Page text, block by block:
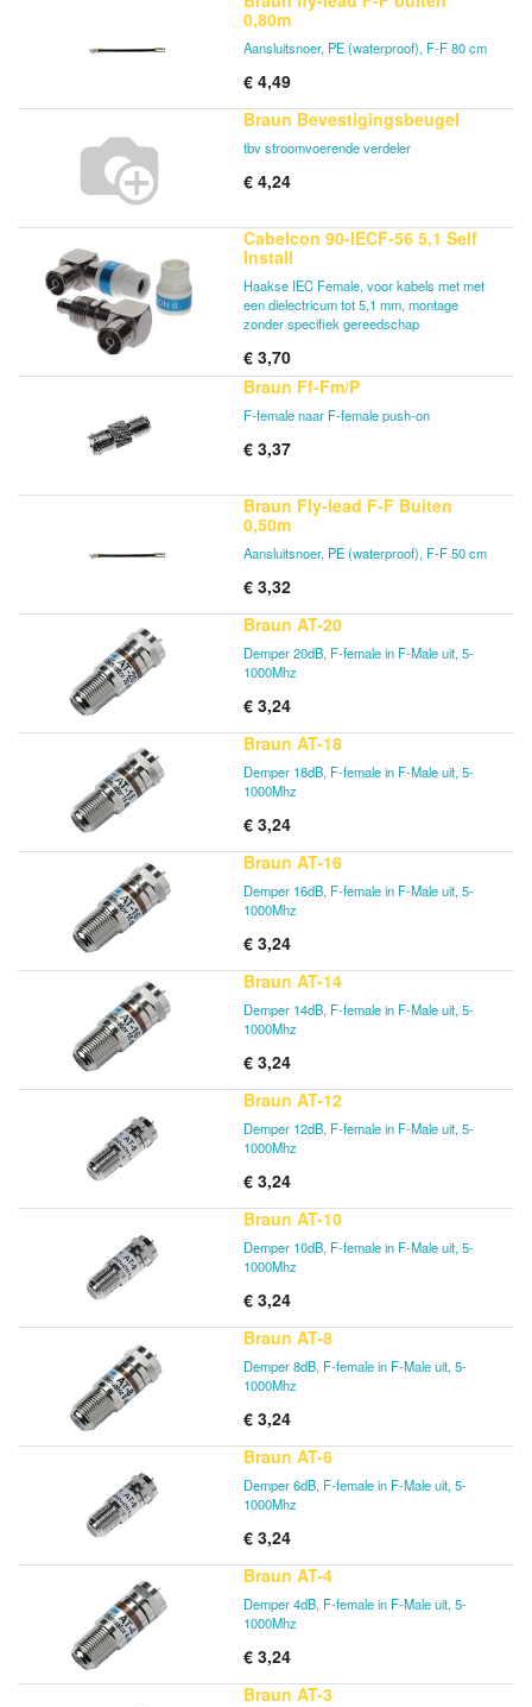
0,80m
Aansluitsnoer, PE (waterproof), F-F 80 cm
€ 4,49
Braun Bevestigingsbeugel
tbv stroomvoerende verdeler
€ 4,24
Cabelcon 90-IECF-56 5,1 Self
Install
Haakse IEC Female, voor kabels met met
een dielectricum tot 5,1 mm, montage
zonder specifiek gereedschap
€ 3,70
Braun Ff-Fm/P
F-female naar F-female push-on
€ 3,37
Braun Fly-lead F-F Buiten
0,50m
Aansluitsnoer, PE (waterproof), F-F 50 cm
€ 3,32
Braun AT-20
Demper 20dB, F-female in F-Male uit, 5-
1000Mhz
€ 3,24
Braun AT-18
Demper 18dB, F-female in F-Male uit, 5-
1000Mhz
€ 3,24
Braun AT-16
Demper 16dB, F-female in F-Male uit, 5-
1000Mhz
€ 3,24
Braun AT-14
Demper 14dB, F-female in F-Male uit, 5-
1000Mhz
€ 3,24
Braun AT-12
Demper 12dB, F-female in F-Male uit, 5-
1000Mhz
€ 3,24
Braun AT-10
Demper 10dB, F-female in F-Male uit, 5-
1000Mhz
€ 3,24
Braun AT-8
Demper 8dB, F-female in F-Male uit, 5-
1000Mhz
€ 3,24
Braun AT-6
Demper 6dB, F-female in F-Male uit, 5-
1000Mhz
€ 3,24
Braun AT-4
Demper 4dB, F-female in F-Male uit, 5-
1000Mhz
€ 3,24
Braun AT-3